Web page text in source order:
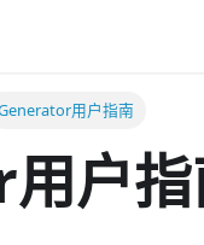
用户指南
户指